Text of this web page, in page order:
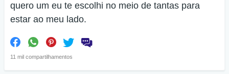
quero um eu te escolhi no meio de tantas para
estar ao meu lado.
11 mil compartilhamentos